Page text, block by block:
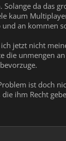
da das
kaum
an kommen
jetzt nicht
die unmengen
ist doch
ihm Recht